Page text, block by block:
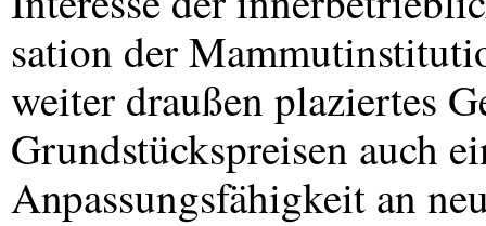
sation der
weiter draußen plaziertes
Grundstückspreisen auch
Anpassungsfähigkeit an